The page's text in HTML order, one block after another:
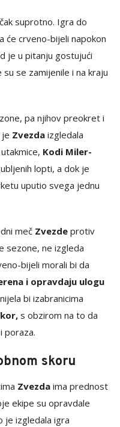
suprotno. Igra do
će crveno-bijeli napokon
je u pitanju gostujući
se zamijenile i na kraju
pa njihov preokret i
Zvezda izgledala
Kodi Miler-
lopti, a dok je
uputio svega jednu
meč Zvezde protiv
sezone, ne izgleda
bijeli morali bi da
i opravdaju ulogu
bi izabranicima
s obzirom na to da
poraza.
skoru
Zvezda ima prednost
ekipe su opravdale
je izgledala igra